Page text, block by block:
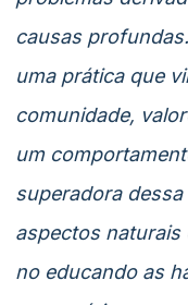
causas
uma prática que
comunidade,
um
superadora
aspectos naturais
no educando as